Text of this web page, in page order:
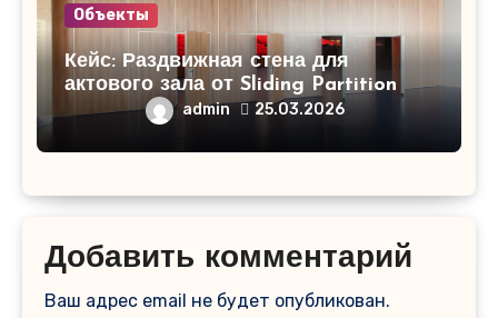
Объекты
Кейс: Раздвижная стена для
актового зала от Sliding Partition
admin 25.03.2026
Добавить комментарий
Ваш адрес email не будет опубликован.